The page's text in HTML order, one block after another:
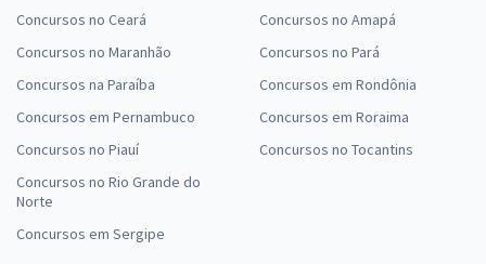
Concursos no Ceará
Concursos no Maranhão
Concursos na Paraíba
Concursos em Pernambuco
Concursos no Piauí
Concursos no Rio Grande do
Norte
Concursos em Sergipe
Concursos no Amapá
Concursos no Pará
Concursos em Rondônia
Concursos em Roraima
Concursos no Tocantins